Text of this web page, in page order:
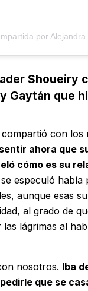
Shoueiry
Gaytán que
con los
ahora que
cómo es su
especuló había
aunque esas
al grado de
lágrimas al
nosotros. Iba
que se